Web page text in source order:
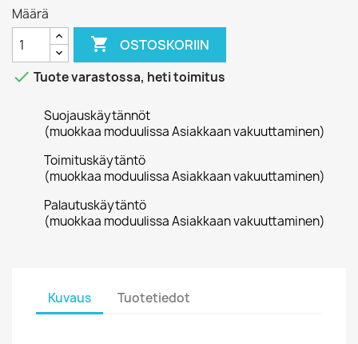
Määrä
 OSTOSKORIIN
 Tuote varastossa, heti toimitus
Suojauskäytännöt
(muokkaa moduulissa Asiakkaan vakuuttaminen)
Toimituskäytäntö
(muokkaa moduulissa Asiakkaan vakuuttaminen)
Palautuskäytäntö
(muokkaa moduulissa Asiakkaan vakuuttaminen)
Kuvaus Tuotetiedot